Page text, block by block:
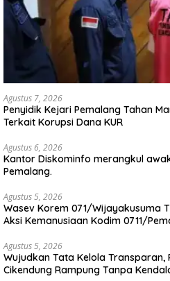
Agustus 7, 2026
Penyidik Kejari Pemalang Tahan
Terkait Korupsi Dana KUR
Agustus 6, 2026
Kantor Diskominfo merangkul
Pemalang.
Agustus 5, 2026
Wasev Korem 071/Wijayakusuma
Aksi Kemanusiaan Kodim 0711/
Agustus 5, 2026
Wujudkan Tata Kelola Transparan,
Cikendung Rampung Tanpa